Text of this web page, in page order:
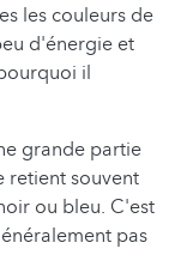
les couleurs de
d'énergie et
il
grande partie
retient souvent
ou bleu. C'est
pas